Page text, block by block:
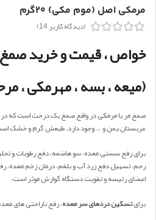
مرمکی اصل (موم مکی) ۲۰گرم
(دیدگاه کاربر 14
)
خواص ، قیمت و خرید
(میعه ، بسه ، مهرمکی ،
صمغ مر یا مرمکی در واقع صمغ یک درخت است که
عربستان،یمن و … وجود دارد. طبعش گرم و خشک
برای رفع سستی معده، سو هاضمه، دفع رطوبات و
رحم، تسهیل دفع زرد آب و بلغم، درمان زخم معده،
اعضای رئیسه و تقویت دستگاه گوارش موثر است،
برایتسکین دردهای سر معده، رفع ناراحتی های